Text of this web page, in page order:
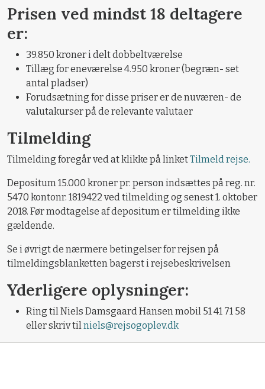
Prisen ved mindst 18 deltagere
er:
39.850 kroner i delt dobbeltværelse
Tillæg for eneværelse 4.950 kroner (begræn- set
antal pladser)
Forudsætning for disse priser er de nuværen- de
valutakurser på de relevante valutaer
Tilmelding
Tilmelding foregår ved at klikke på linketTilmeld rejse.
Depositum 15.000 kroner pr. person indsættes på reg. nr.
5470 kontonr. 1819422 ved tilmelding og senest 1. oktober
2018. Før modtagelse af depositum er tilmelding ikke
gældende.
Se i øvrigt de nærmere betingelser for rejsen på
tilmeldingsblanketten bagerst i rejsebeskrivelsen
Yderligere oplysninger:
Ring til Niels Damsgaard Hansen mobil 51 41 71 58
eller skriv tilniels@rejsogoplev.dk